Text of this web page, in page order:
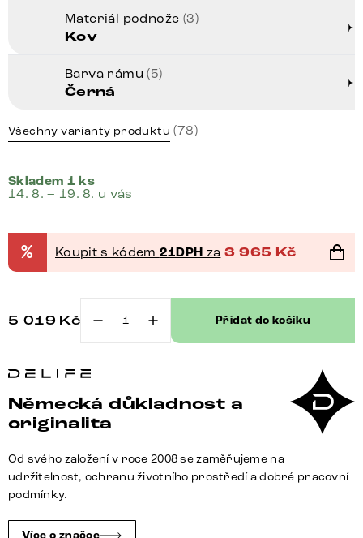
Materiál podnože (3)
Kov
Barva rámu(5)
Černá
Všechny varianty produktu (78)
Skladem 1 ks
14. 8. – 19. 8. u vás
% Koupit s kódem 21DPH za 3 965 Kč
5 019 Kč
Vinja-
mikrovlákno
taupe
vintage
plochý
černá
Přidat do košíku
Německá důkladnost a
originalita
Od svého založení v roce 2008 se zaměřujeme na
udržitelnost, ochranu životního prostředí a dobré pracovní
podmínky.